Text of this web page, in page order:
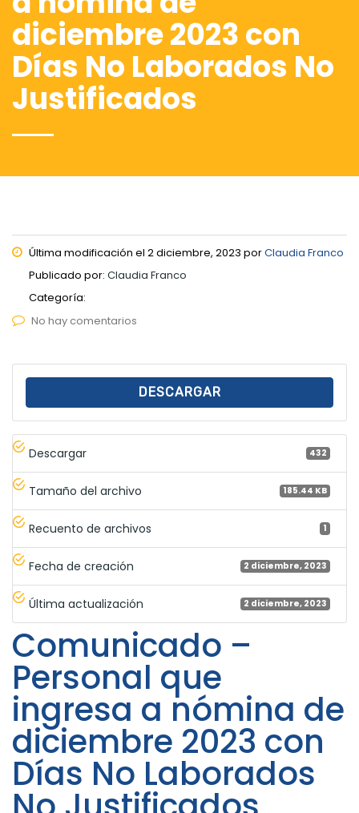
diciembre 2023 con
Días No Laborados No
Justificados
Última modificación el 2 diciembre, 2023 porClaudia Franco
Publicado por: Claudia Franco
Categoría:
No hay comentarios
DESCARGAR
Descargar 432
Tamaño del archivo 185.44 KB
Recuento de archivos 1
Fecha de creación 2 diciembre, 2023
Última actualización 2 diciembre, 2023
Comunicado –
Personal que
ingresa a nómina de
diciembre 2023 con
Días No Laborados